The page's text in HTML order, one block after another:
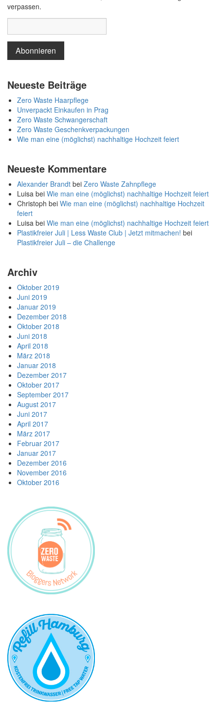
verpassen.
Neueste Beiträge
Zero Waste Haarpflege
Unverpackt Einkaufen in Prag
Zero Waste Schwangerschaft
Zero Waste Geschenkverpackungen
Wie man eine (möglichst) nachhaltige Hochzeit feiert
Neueste Kommentare
Alexander Brandt bei Zero Waste Zahnpflege
Luisa bei Wie man eine (möglichst) nachhaltige Hochzeit feiert
Christoph bei Wie man eine (möglichst) nachhaltige Hochzeit
feiert
Luisa bei Wie man eine (möglichst) nachhaltige Hochzeit feiert
Plastikfreier Juli | Less Waste Club | Jetzt mitmachen! bei
Plastikfreier Juli – die Challenge
Archiv
Oktober 2019
Juni 2019
Januar 2019
Dezember 2018
Oktober 2018
Juni 2018
April 2018
März 2018
Januar 2018
Dezember 2017
Oktober 2017
September 2017
August 2017
Juni 2017
April 2017
März 2017
Februar 2017
Januar 2017
Dezember 2016
November 2016
Oktober 2016